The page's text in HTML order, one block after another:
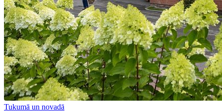
Tukumā un novadā